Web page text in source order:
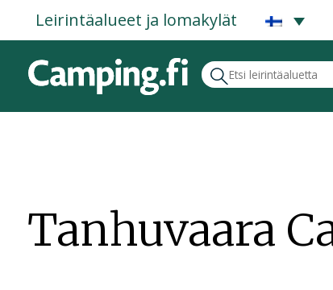
Leirintäalueet ja lomakylät
Tanhuvaara